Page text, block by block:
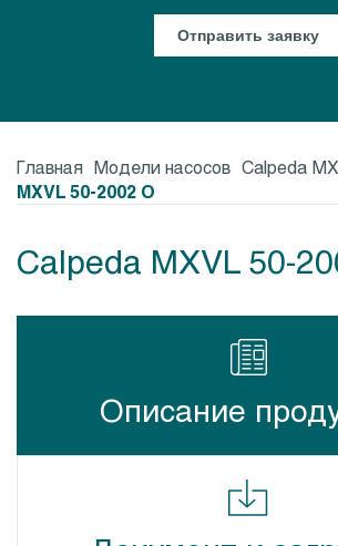
Отправить заявку
Главная Модели насосов Calpeda
MXVL 50-2002 O
Calpeda MXVL 50-
Описание